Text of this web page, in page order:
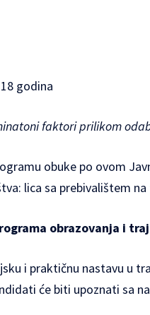
godina
faktori prilikom
obuke po ovom
lica sa prebivalištem
obrazovanja i
i praktičnu nastavu u
će biti upoznati sa